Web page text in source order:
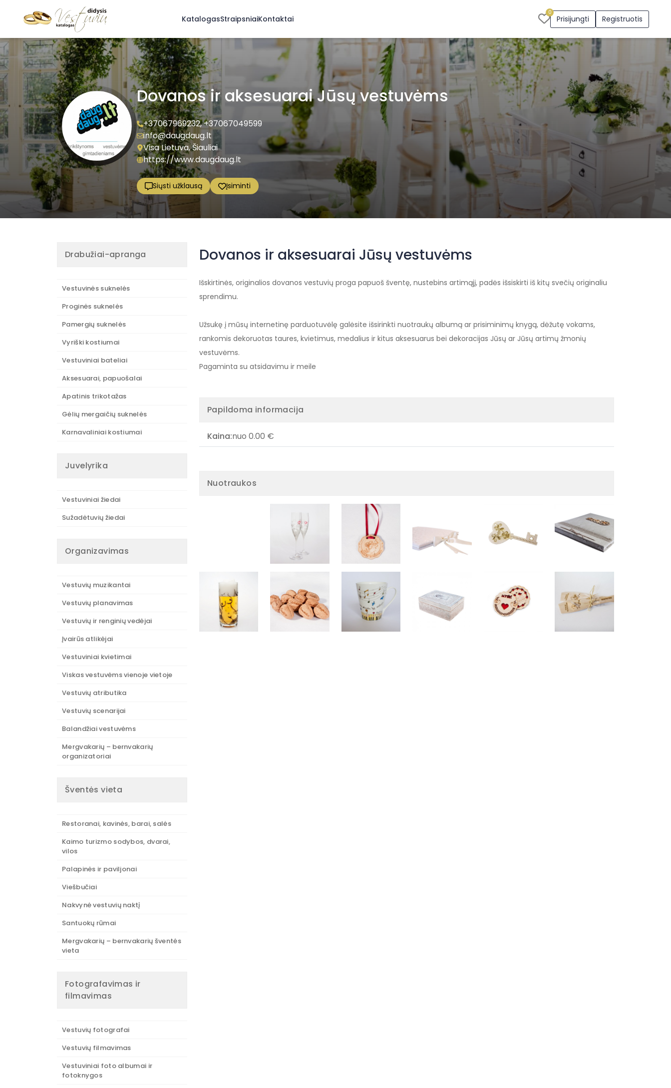
KatalogasStraipsniaiKontaktai
0
Prisijungti Registruotis
Dovanos ir aksesuarai Jūsų vestuvėms
+37067969232,+37067049599
info@daugdaug.lt
Visa Lietuva, Šiauliai
https://www.daugdaug.lt
Siųsti užklausą Įsiminti
Drabužiai-apranga
Vestuvinės suknelės
Proginės suknelės
Pamergių suknelės
Vyriški kostiumai
Vestuviniai bateliai
Aksesuarai, papuošalai
Apatinis trikotažas
Gėlių mergaičių suknelės
Karnavaliniai kostiumai
Juvelyrika
Vestuviniai žiedai
Sužadėtuvių žiedai
Organizavimas
Vestuvių muzikantai
Vestuvių planavimas
Vestuvių ir renginių vedėjai
Įvairūs atlikėjai
Vestuviniai kvietimai
Viskas vestuvėms vienoje vietoje
Vestuvių atributika
Vestuvių scenarijai
Balandžiai vestuvėms
Mergvakarių – bernvakarių
organizatoriai
Šventės vieta
Restoranai, kavinės, barai, salės
Kaimo turizmo sodybos, dvarai,
vilos
Palapinės ir paviljonai
Viešbučiai
Nakvynė vestuvių naktį
Santuokų rūmai
Mergvakarių – bernvakarių šventės
vieta
Fotografavimas ir
filmavimas
Vestuvių fotografai
Vestuvių filmavimas
Vestuviniai foto albumai ir
fotoknygos
Dovanos ir aksesuarai Jūsų vestuvėms
Išskirtinės, originalios dovanos vestuvių proga papuoš šventę, nustebins artimąjį, padės išsiskirti iš kitų svečių originaliu
sprendimu.
Užsukę į mūsų internetinę parduotuvėlę galėsite išsirinkti nuotraukų albumą ar prisiminimų knygą, dėžutę vokams,
rankomis dekoruotas taures, kvietimus, medalius ir kitus aksesuarus bei dekoracijas Jūsų ar Jūsų artimų žmonių
vestuvėms.
Pagaminta su atsidavimu ir meile
Papildoma informacija
Kaina:nuo 0.00 €
Nuotraukos